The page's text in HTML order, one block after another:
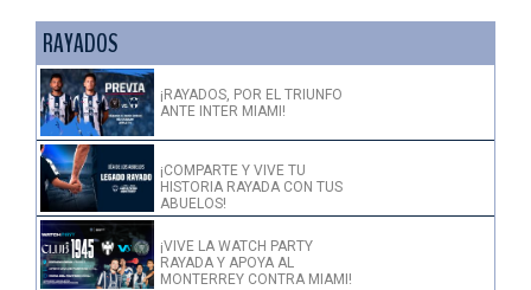
RAYADOS
¡RAYADOS, POR EL TRIUNFO
ANTE INTER MIAMI!
¡COMPARTE Y VIVE TU
HISTORIA RAYADA CON TUS
ABUELOS!
¡VIVE LA WATCH PARTY
RAYADA Y APOYA AL
MONTERREY CONTRA MIAMI!